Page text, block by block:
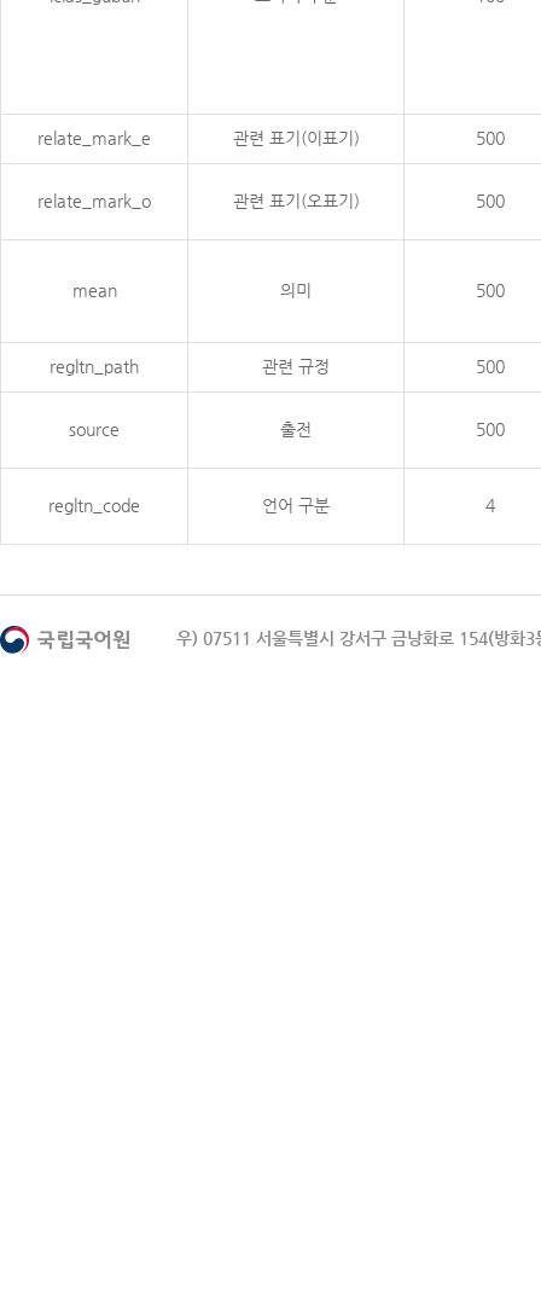
relate_mark_e 관련 표기(이표기) 500
relate_mark_o 관련 표기(오표기) 500
mean 의미 500
regltn_path 관련 규정 500
source 출전 500
regltn_code 언어 구분 4
우) 07511 서울특별시 강서구 금낭화로 154(방화3